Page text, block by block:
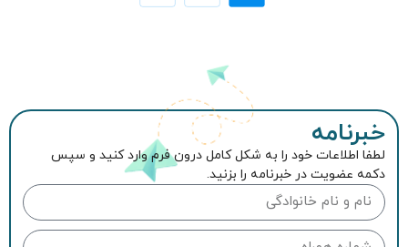
خبرنامه
لطفا اطلاعات خود را به شکل کامل درون فرم وارد کنید و سپس
دکمه عضویت در خبرنامه را بزنید.